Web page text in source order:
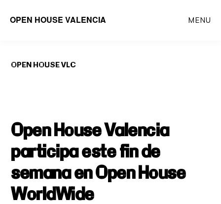
OPEN HOUSE VALENCIA MENU
OPEN HOUSE VLC
Open House Valencia
participa este fin de
semana en Open House
WorldWide